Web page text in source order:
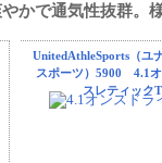
かで通気性抜群。
UnitedAthleSports（ユ
スポーツ）5900 4.1
スレティック